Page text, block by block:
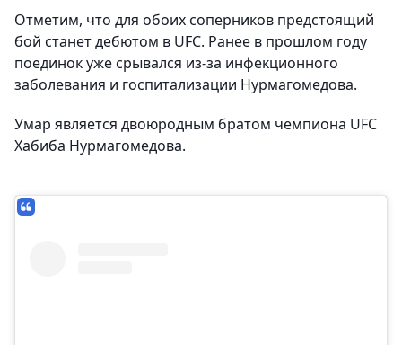
Отметим, что для обоих соперников предстоящий
бой станет дебютом в UFC. Ранее в прошлом году
поединок уже срывался из-за инфекционного
заболевания и госпитализации Нурмагомедова.
Умар является двоюродным братом чемпиона UFC
Хабиба Нурмагомедова.